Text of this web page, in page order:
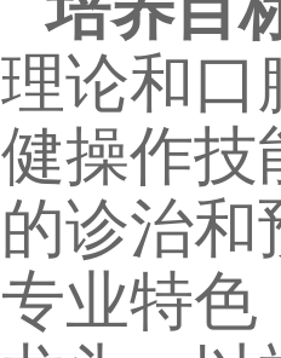
理论和口
健操作技
的诊治和
专业特色